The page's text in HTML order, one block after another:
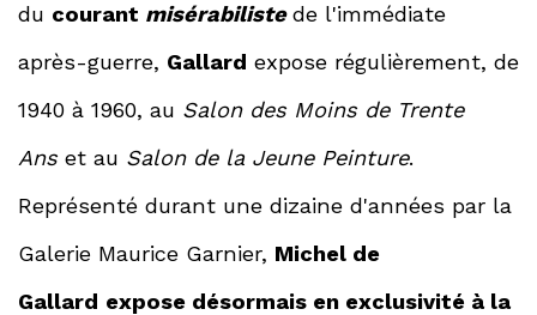
du courant misérabiliste de l'immédiate
après-guerre, Gallard expose régulièrement, de
1940 à 1960, au Salon des Moins de Trente
Ans et au Salon de la Jeune Peinture.
Représenté durant une dizaine d'années par la
Galerie Maurice Garnier, Michel de
Gallard expose désormais en exclusivité à la